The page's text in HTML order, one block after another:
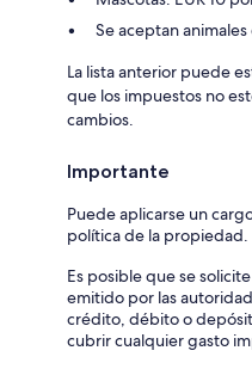
Se aceptan
La lista anterior puede
que los impuestos no
cambios.
Importante
Puede aplicarse un
política de la propiedad.
Es posible que se
emitido por las
crédito, débito o
cubrir cualquier gasto